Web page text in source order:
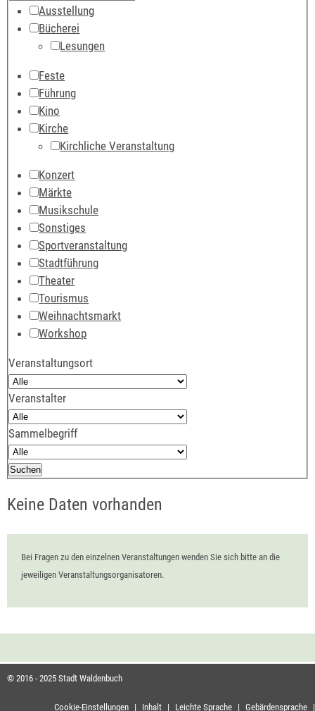
Ausstellung
Bücherei
Lesungen
Feste
Führung
Kino
Kirche
Kirchliche Veranstaltung
Konzert
Märkte
Musikschule
Sonstiges
Sportveranstaltung
Stadtführung
Theater
Tourismus
Weihnachtsmarkt
Workshop
Veranstaltungsort
Veranstalter
Sammelbegriff
Keine Daten vorhanden
Bei Fragen zu den einzelnen Veranstaltungen wenden Sie sich bitte an die
jeweiligen Veranstaltungsorganisatoren.
© 2016 - 2025 Stadt Waldenbuch
Cookie-Einstellungen | Inhalt | Leichte Sprache | Gebärdensprache |